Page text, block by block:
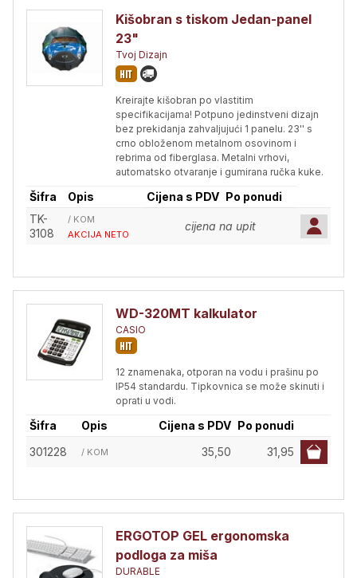
Kišobran s tiskom Jedan-panel
23"
Tvoj Dizajn
Kreirajte kišobran po vlastitim
specifikacijama! Potpuno jedinstveni dizajn
bez prekidanja zahvaljujući 1 panelu. 23'' s
crno obloženom metalnom osovinom i
rebrima od fiberglasa. Metalni vrhovi,
automatsko otvaranje i gumirana ručka kuke.
Šifra Opis Cijena s PDV Po ponudi
TK-
3108
/ KOM
AKCIJA NETO
cijena na upit
WD-320MT kalkulator
CASIO
12 znamenaka, otporan na vodu i prašinu po
IP54 standardu. Tipkovnica se može skinuti i
oprati u vodi.
Šifra Opis Cijena s PDV Po ponudi
301228
/ KOM 35,50 31,95
ERGOTOP GEL ergonomska
podloga za miša
DURABLE